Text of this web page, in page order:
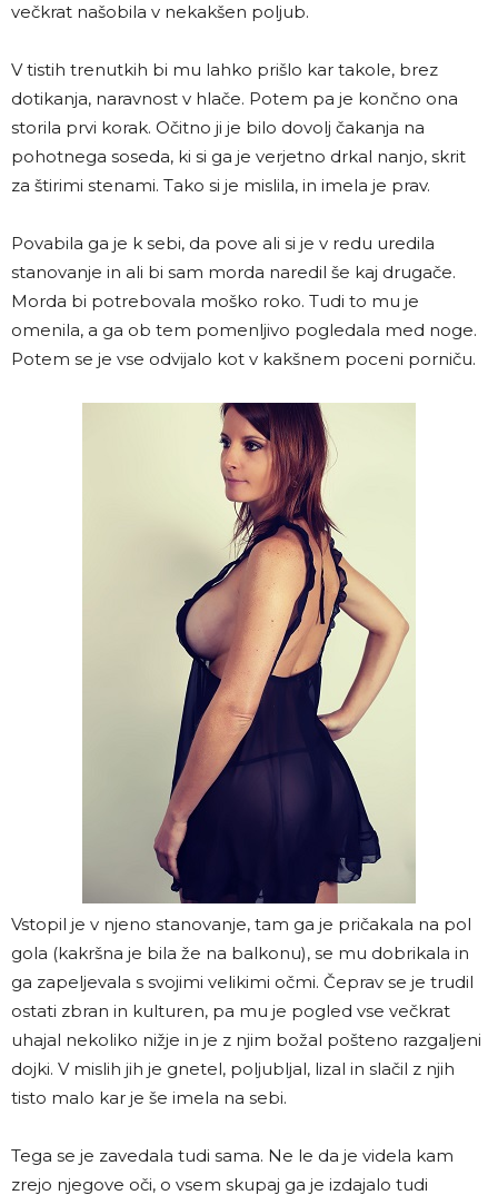
večkrat našobila v nekakšen poljub.
V tistih trenutkih bi mu lahko prišlo kar takole, brez
dotikanja, naravnost v hlače. Potem pa je končno ona
storila prvi korak. Očitno ji je bilo dovolj čakanja na
pohotnega soseda, ki si ga je verjetno drkal nanjo, skrit
za štirimi stenami. Tako si je mislila, in imela je prav.
Povabila ga je k sebi, da pove ali si je v redu uredila
stanovanje in ali bi sam morda naredil še kaj drugače.
Morda bi potrebovala moško roko. Tudi to mu je
omenila, a ga ob tem pomenljivo pogledala med noge.
Potem se je vse odvijalo kot v kakšnem poceni porniču.
Vstopil je v njeno stanovanje, tam ga je pričakala na pol
gola (kakršna je bila že na balkonu), se mu dobrikala in
ga zapeljevala s svojimi velikimi očmi. Čeprav se je trudil
ostati zbran in kulturen, pa mu je pogled vse večkrat
uhajal nekoliko nižje in je z njim božal pošteno razgaljeni
dojki. V mislih jih je gnetel, poljubljal, lizal in slačil z njih
tisto malo kar je še imela na sebi.
Tega se je zavedala tudi sama. Ne le da je videla kam
zrejo njegove oči, o vsem skupaj ga je izdajalo tudi